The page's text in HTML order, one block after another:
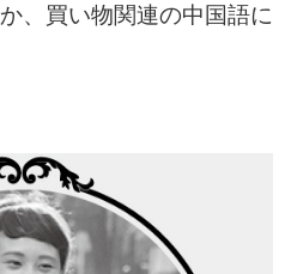
、買い物関連の中国語に